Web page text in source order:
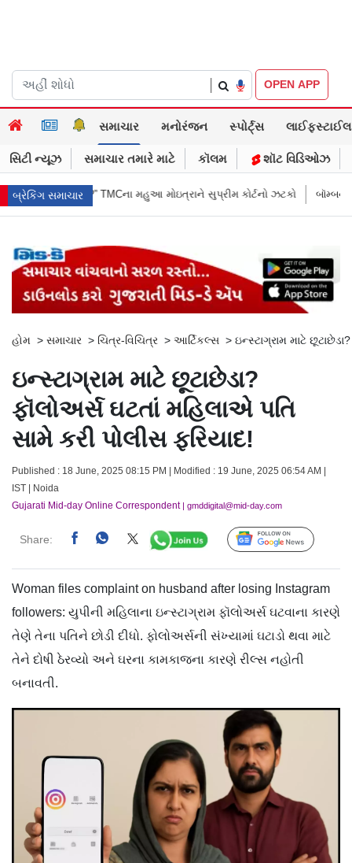
OPEN APP
સમાચાર મનોરંજન સ્પોર્ટ્સ લાઈફસ્ટાઈલ
સિટી ન્યૂઝ સમાચાર તમારે માટે કૉલમ શૉટ વિડિઓઝ
બ્રેકિંગ સમાચાર
સુપ્રીમ કોર્ટનો ઝટકો બૉમ્બની ધમકી બાદ મુંબઈમાં હાઈ ઍલર્ટ:
હોમ > સમાચાર > ચિત્ર-વિચિત્ર > આર્ટિકલ્સ > ઇન્સ્ટાગ્રામ માટે
ઇન્સ્ટાગ્રામ માટે છૂટાછેડા?
ફૉલોઅર્સ ઘટતાં મહિલાએ પતિ
સામે કરી પોલીસ ફરિયાદ!
Published : 18 June, 2025 08:15 PM | Modified : 19 June, 2025 06:54 AM |
IST | Noida
Gujarati Mid-day Online Correspondent| gmddigital@mid-day.com
Share: Follow Us
Woman files complaint on husband after losing Instagram
followers: યુપીની મહિલાના ઇન્સ્ટાગ્રામ ફૉલોઅર્સ ઘટવાના કારણે
તેણે તેના પતિને છોડી દીધો. ફોલોઅર્સની સંખ્યામાં ઘટાડો થવા માટે
તેને દોષી ઠેરવ્યો અને ઘરના કામકાજના કારણે રીલ્સ નહોતી
બનાવતી.